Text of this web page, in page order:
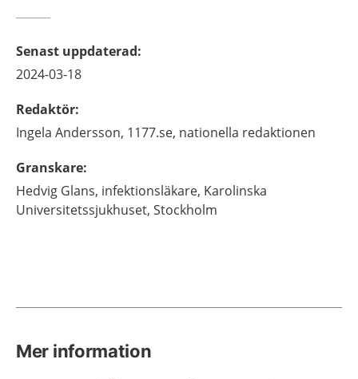
Senast uppdaterad:
2024-03-18
Redaktör:
Ingela Andersson, 1177.se, nationella redaktionen
Granskare:
Hedvig Glans, infektionsläkare, Karolinska
Universitetssjukhuset, Stockholm
Mer information